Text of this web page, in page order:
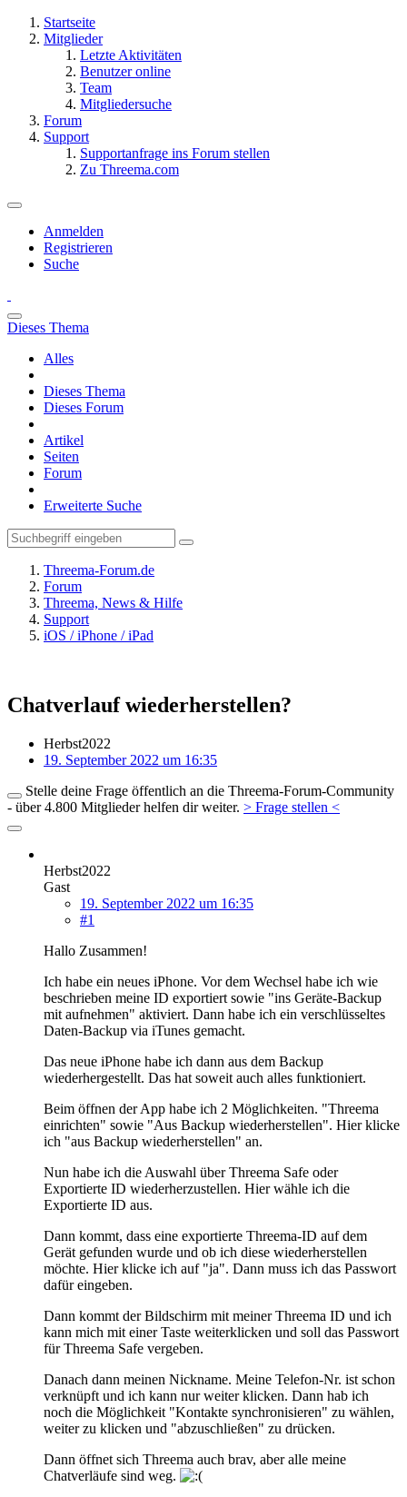
Startseite
Mitglieder
Letzte Aktivitäten
Benutzer online
Team
Mitgliedersuche
Forum
Support
Supportanfrage ins Forum stellen
Zu Threema.com
Anmelden
Registrieren
Suche
Dieses Thema
Alles
Dieses Thema
Dieses Forum
Artikel
Seiten
Forum
Erweiterte Suche
Threema-Forum.de
Forum
Threema, News & Hilfe
Support
iOS / iPhone / iPad
Chatverlauf wiederherstellen?
Herbst2022
19. September 2022 um 16:35
Stelle deine Frage öffentlich an die Threema-Forum-Community
- über 4.800 Mitglieder helfen dir weiter. > Frage stellen <
Herbst2022
Gast
19. September 2022 um 16:35
#1
Hallo Zusammen!
Ich habe ein neues iPhone. Vor dem Wechsel habe ich wie
beschrieben meine ID exportiert sowie "ins Geräte-Backup
mit aufnehmen" aktiviert. Dann habe ich ein verschlüsseltes
Daten-Backup via iTunes gemacht.
Das neue iPhone habe ich dann aus dem Backup
wiederhergestellt. Das hat soweit auch alles funktioniert.
Beim öffnen der App habe ich 2 Möglichkeiten. "Threema
einrichten" sowie "Aus Backup wiederherstellen". Hier klicke
ich "aus Backup wiederherstellen" an.
Nun habe ich die Auswahl über Threema Safe oder
Exportierte ID wiederherzustellen. Hier wähle ich die
Exportierte ID aus.
Dann kommt, dass eine exportierte Threema-ID auf dem
Gerät gefunden wurde und ob ich diese wiederherstellen
möchte. Hier klicke ich auf "ja". Dann muss ich das Passwort
dafür eingeben.
Dann kommt der Bildschirm mit meiner Threema ID und ich
kann mich mit einer Taste weiterklicken und soll das Passwort
für Threema Safe vergeben.
Danach dann meinen Nickname. Meine Telefon-Nr. ist schon
verknüpft und ich kann nur weiter klicken. Dann hab ich
noch die Möglichkeit "Kontakte synchronisieren" zu wählen,
weiter zu klicken und "abzuschließen" zu drücken.
Dann öffnet sich Threema auch brav, aber alle meine
Chatverläufe sind weg.